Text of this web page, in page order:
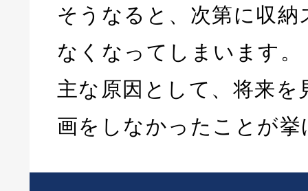
そうなると、次第に収納
なくなってしまいます。
主な原因として、将来を
画をしなかったことが